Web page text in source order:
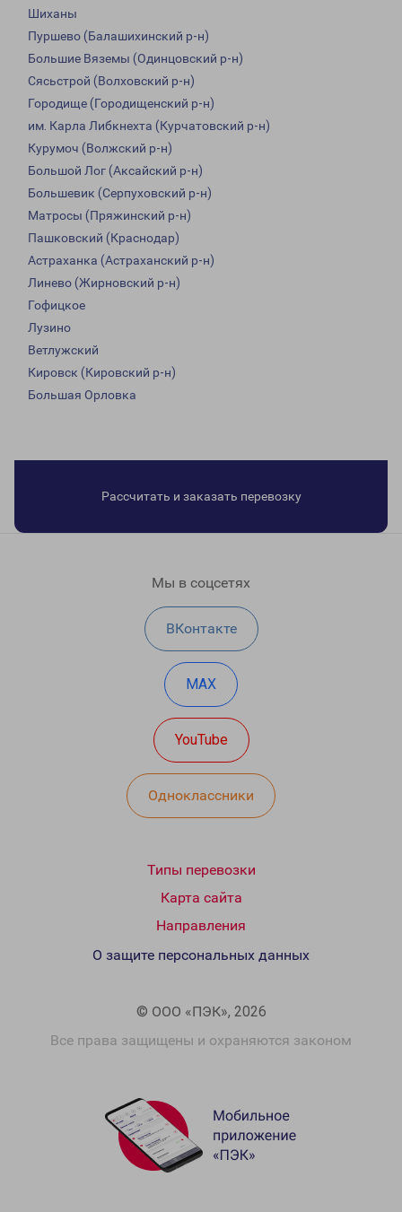
Шиханы
Пуршево (Балашихинский р-н)
Большие Вяземы (Одинцовский р-н)
Сясьстрой (Волховский р-н)
Городище (Городищенский р-н)
им. Карла Либкнехта (Курчатовский р-н)
Курумоч (Волжский р-н)
Большой Лог (Аксайский р-н)
Большевик (Серпуховский р-н)
Матросы (Пряжинский р-н)
Пашковский (Краснодар)
Астраханка (Астраханский р-н)
Линево (Жирновский р-н)
Гофицкое
Лузино
Ветлужский
Кировск (Кировский р-н)
Большая Орловка
Рассчитать и заказать перевозку
Мы в соцсетях
ВКонтакте
MAX
YouTube
Одноклассники
Типы перевозки
Карта сайта
Направления
© ООО «ПЭК», 2026
Все права защищены и охраняются законом
О защите персональных данных